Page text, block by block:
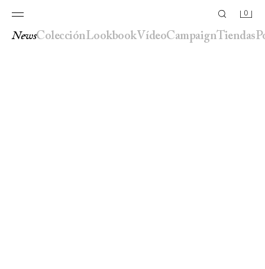
0
news colección lookbook vídeo campaign tiendas